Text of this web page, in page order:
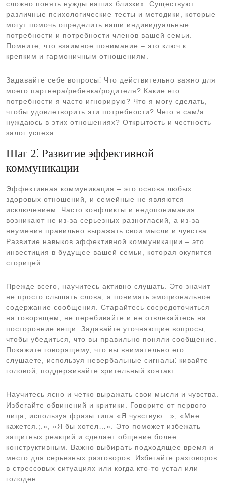
сложно понять нужды ваших близких. Существуют
различные психологические тесты и методики, которые
могут помочь определить ваши индивидуальные
потребности и потребности членов вашей семьи.
Помните, что взаимное понимание – это ключ к
крепким и гармоничным отношениям.
Задавайте себе вопросы⁚ Что действительно важно для
моего партнера/ребенка/родителя? Какие его
потребности я часто игнорирую? Что я могу сделать,
чтобы удовлетворить эти потребности? Чего я сам/а
нуждаюсь в этих отношениях? Открытость и честность –
залог успеха.
Шаг 2⁚ Развитие эффективной
коммуникации
Эффективная коммуникация – это основа любых
здоровых отношений, и семейные не являются
исключением. Часто конфликты и недопонимания
возникают не из-за серьезных разногласий, а из-за
неумения правильно выражать свои мысли и чувства.
Развитие навыков эффективной коммуникации – это
инвестиция в будущее вашей семьи, которая окупится
сторицей.
Прежде всего, научитесь активно слушать. Это значит
не просто слышать слова, а понимать эмоциональное
содержание сообщения. Старайтесь сосредоточиться
на говорящем, не перебивайте и не отвлекайтесь на
посторонние вещи. Задавайте уточняющие вопросы,
чтобы убедиться, что вы правильно поняли сообщение.
Покажите говорящему, что вы внимательно его
слушаете, используя невербальные сигналы⁚ кивайте
головой, поддерживайте зрительный контакт.
Научитесь ясно и четко выражать свои мысли и чувства.
Избегайте обвинений и критики. Говорите от первого
лица, используя фразы типа «Я чувствую…», «Мне
кажется.;.», «Я бы хотел…». Это поможет избежать
защитных реакций и сделает общение более
конструктивным. Важно выбирать подходящее время и
место для серьезных разговоров. Избегайте разговоров
в стрессовых ситуациях или когда кто-то устал или
голоден.